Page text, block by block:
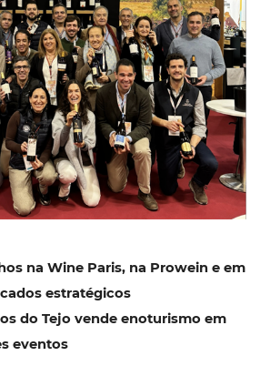
na Wine Paris, na Prowein e em
estratégicos
do Tejo vende enoturismo em
eventos